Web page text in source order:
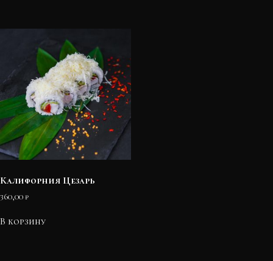
Калифорния Цезарь
360,00 ₽
В корзину